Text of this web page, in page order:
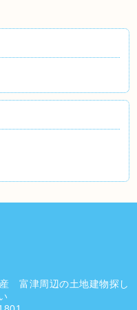
富津周辺の土地建物探し